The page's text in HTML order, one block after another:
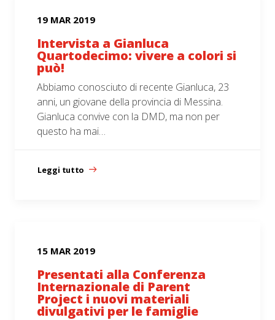
19 MAR 2019
Intervista a Gianluca
Quartodecimo: vivere a colori si
può!
Abbiamo conosciuto di recente Gianluca, 23
anni, un giovane della provincia di Messina.
Gianluca convive con la DMD, ma non per
questo ha mai…
Leggi tutto
15 MAR 2019
Presentati alla Conferenza
Internazionale di Parent
Project i nuovi materiali
divulgativi per le famiglie